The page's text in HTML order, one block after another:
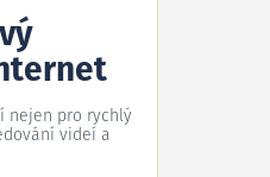
nejen pro rychlý
videí a